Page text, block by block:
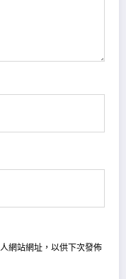
網站網址，以供下次發佈